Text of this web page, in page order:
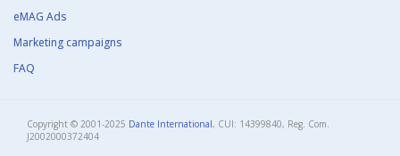
eMAG Ads
Marketing campaigns
FAQ
Copyright © 2001-2025 Dante International, CUI: 14399840, Reg. Com.
J2002000372404​